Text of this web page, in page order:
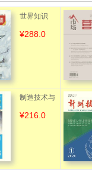
世界知识
¥288.0
制造技术与
机床
¥216.0